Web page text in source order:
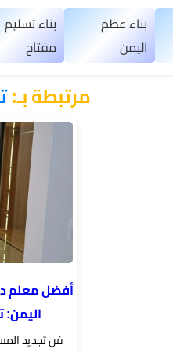
بناء عظم
اليمن
بناء تسليم
مفتاح
مرتبطة بـ:
أفضل معلم
اليمن:
فن تجديد